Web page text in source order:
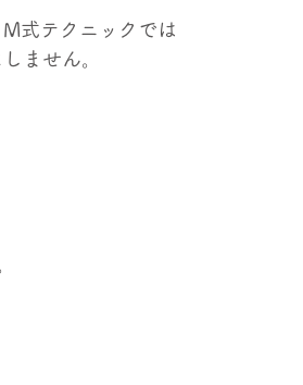
式テクニックでは
ません。